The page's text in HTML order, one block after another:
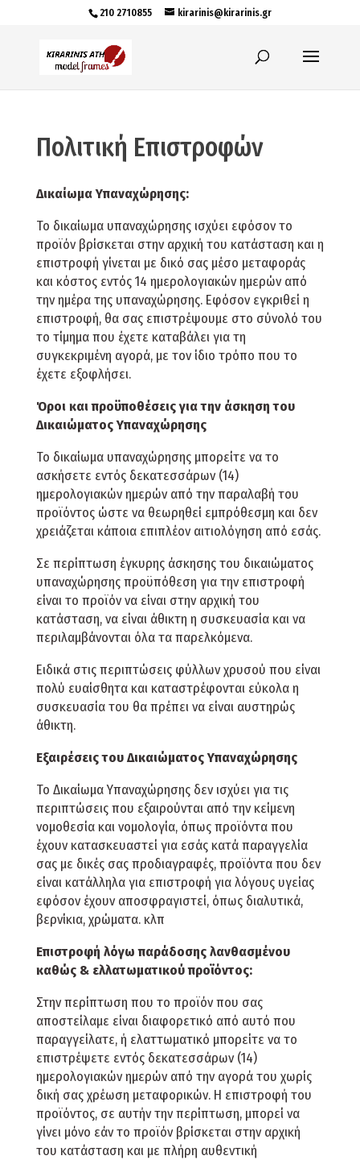
210 2710855 kirarinis@kirarinis.gr
Πολιτική Επιστροφών
Δικαίωμα Υπαναχώρησης:
Το δικαίωμα υπαναχώρησης ισχύει εφόσον το
προϊόν βρίσκεται στην αρχική του κατάσταση και η
επιστροφή γίνεται με δικό σας μέσο μεταφοράς
και κόστος εντός 14 ημερολογιακών ημερών από
την ημέρα της υπαναχώρησης. Εφόσον εγκριθεί η
επιστροφή, θα σας επιστρέψουμε στο σύνολό του
το τίμημα που έχετε καταβάλει για τη
συγκεκριμένη αγορά, με τον ίδιο τρόπο που το
έχετε εξοφλήσει.
Όροι και προϋποθέσεις για την άσκηση του
Δικαιώματος Υπαναχώρησης
Το δικαίωμα υπαναχώρησης μπορείτε να το
ασκήσετε εντός δεκατεσσάρων (14)
ημερολογιακών ημερών από την παραλαβή του
προϊόντος ώστε να θεωρηθεί εμπρόθεσμη και δεν
χρειάζεται κάποια επιπλέον αιτιολόγηση από εσάς.
Σε περίπτωση έγκυρης άσκησης του δικαιώματος
υπαναχώρησης προϋπόθεση για την επιστροφή
είναι το προϊόν να είναι στην αρχική του
κατάσταση, να είναι άθικτη η συσκευασία και να
περιλαμβάνονται όλα τα παρελκόμενα.
Ειδικά στις περιπτώσεις φύλλων χρυσού που είναι
πολύ ευαίσθητα και καταστρέφονται εύκολα η
συσκευασία του θα πρέπει να είναι αυστηρώς
άθικτη.
Εξαιρέσεις του Δικαιώματος Υπαναχώρησης
Το Δικαίωμα Υπαναχώρησης δεν ισχύει για τις
περιπτώσεις που εξαιρούνται από την κείμενη
νομοθεσία και νομολογία, όπως προϊόντα που
έχουν κατασκευαστεί για εσάς κατά παραγγελία
σας με δικές σας προδιαγραφές, προϊόντα που δεν
είναι κατάλληλα για επιστροφή για λόγους υγείας
εφόσον έχουν αποσφραγιστεί, όπως διαλυτικά,
βερνίκια, χρώματα. κλπ
Επιστροφή λόγω παράδοσης λανθασμένου
καθώς & ελλατωματικού προϊόντος:
Στην περίπτωση που το προϊόν που σας
αποστείλαμε είναι διαφορετικό από αυτό που
παραγγείλατε, ή ελαττωματικό μπορείτε να το
επιστρέψετε εντός δεκατεσσάρων (14)
ημερολογιακών ημερών από την αγορά του χωρίς
δική σας χρέωση μεταφορικών. Η επιστροφή του
προϊόντος, σε αυτήν την περίπτωση, μπορεί να
γίνει μόνο εάν το προϊόν βρίσκεται στην αρχική
του κατάσταση και με πλήρη αυθεντική